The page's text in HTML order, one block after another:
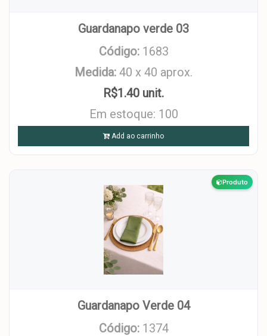
Guardanapo verde 03
Código: 1683
Medida: 40 x 40 aprox.
R$1.40 unit.
Em estoque: 100
Add ao carrinho
Produto
Guardanapo Verde 04
Código: 1374